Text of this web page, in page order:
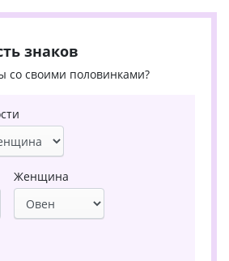
знаков
со своими половинками?
Женщина